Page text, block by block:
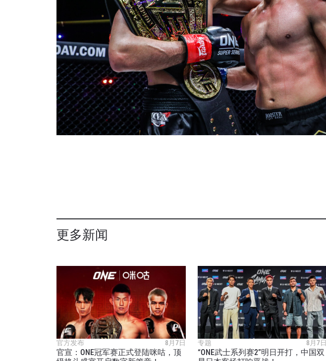
更多新闻
官方发布 8月7日
官宣：ONE冠军赛正式登陆咪咕，顶
专题 8月7日
“ONE武士系列赛2”明日开打，中国双